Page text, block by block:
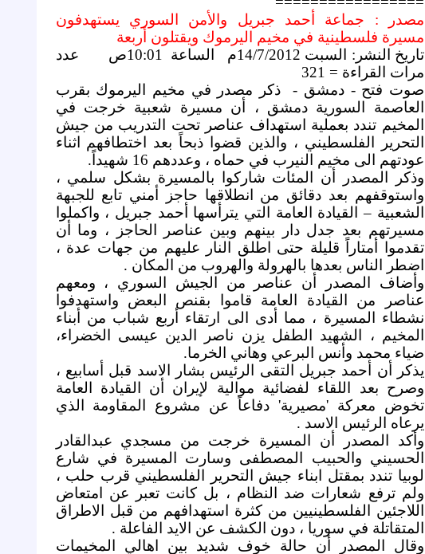
مصدر : جماعة أحمد جبريل والأمن السوري يستهدفون
مسيرة فلسطينية في مخيم اليرموك ويقتلون أربعة
تاريخ النشر: السبت 14/7/2012م الساعة 10:01ص عدد
مرات القراءة = 321
صوت فتح - دمشق - ذكر مصدر في مخيم اليرموك بقرب
العاصمة السورية دمشق ، أن مسيرة شعبية خرجت في
المخيم تندد بعملية استهداف عناصر تحت التدريب من جيش
التحرير الفلسطيني ، والذين قضوا ذبحاً بعد اختطافهم اثناء
عودتهم الى مخيم النيرب في حماه ، وعددهم 16 شهيداً.
وذكر المصدر أن المئات شاركوا بالمسيرة بشكل سلمي ،
واستوقفهم بعد دقائق من انطلاقها حاجز أمني تابع للجبهة
الشعبية – القيادة العامة التي يترأسها أحمد جبريل ، واكملوا
مسيرتهم بعد جدل دار بينهم وبين عناصر الحاجز ، وما أن
تقدموا أمتاراً قليلة حتى اطلق النار عليهم من جهات عدة ،
اضطر الناس بعدها بالهرولة والهروب من المكان .
وأضاف المصدر أن عناصر من الجيش السوري ، ومعهم
عناصر من القيادة العامة قاموا بقنص البعض واستهدفوا
نشطاء المسيرة ، مما أدى الى ارتقاء أربع شباب من أبناء
المخيم ، الشهيد الطفل يزن ناصر الدين عيسى الخضراء،
ضياء محمد وأنس البرعي وهاني الخرما.
يذكر أن أحمد جبريل التقى الرئيس بشار الاسد قبل أسابيع ،
وصرح بعد اللقاء لفضائية موالية لإيران أن القيادة العامة
تخوض معركة 'مصيرية' دفاعاً عن مشروع المقاومة الذي
يرعاه الرئيس الاسد .
وأكد المصدر أن المسيرة خرجت من مسجدي عبدالقادر
الحسيني والحبيب المصطفى وسارت المسيرة في شارع
لوبيا تندد بمقتل ابناء جيش التحرير الفلسطيني قرب حلب ،
ولم ترفع شعارات ضد النظام ، بل كانت تعبر عن امتعاض
اللاجئين الفلسطينيين من كثرة استهدافهم من قبل الاطراق
المتقاتلة في سوريا ، دون الكشف عن الايد الفاعلة .
وقال المصدر أن حالة خوف شديد بين اهالي المخيمات